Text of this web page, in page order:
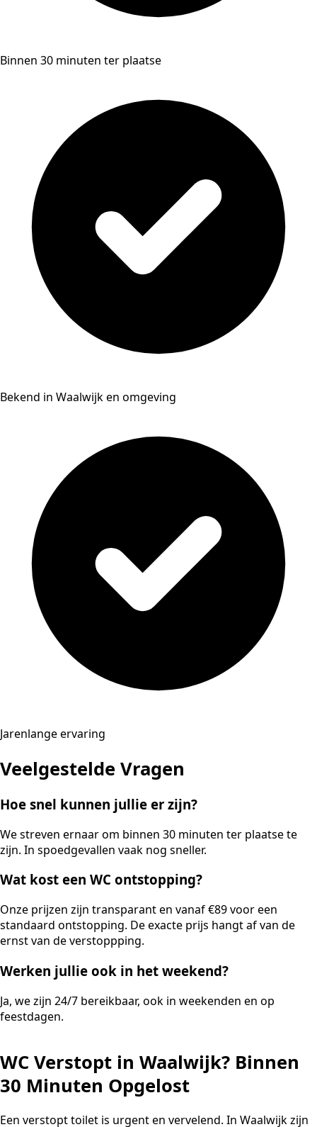
Binnen 30 minuten ter plaatse
Bekend in Waalwijk en omgeving
Jarenlange ervaring
Veelgestelde Vragen
Hoe snel kunnen jullie er zijn?
We streven ernaar om binnen 30 minuten ter plaatse te
zijn. In spoedgevallen vaak nog sneller.
Wat kost een WC ontstopping?
Onze prijzen zijn transparant en vanaf €89 voor een
standaard ontstopping. De exacte prijs hangt af van de
ernst van de verstoppping.
Werken jullie ook in het weekend?
Ja, we zijn 24/7 bereikbaar, ook in weekenden en op
feestdagen.
WC Verstopt in Waalwijk? Binnen
30 Minuten Opgelost
Een verstopt toilet is urgent en vervelend. In Waalwijk zijn